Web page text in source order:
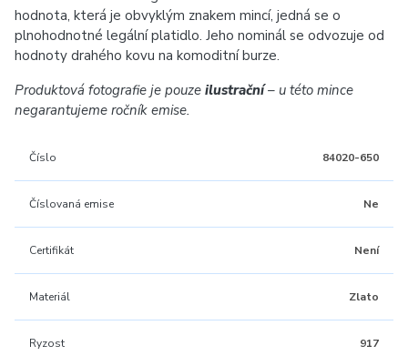
hodnota, která je obvyklým znakem mincí, jedná se o
plnohodnotné legální platidlo. Jeho nominál se odvozuje od
hodnoty drahého kovu na komoditní burze.
Produktová fotografie je pouze ilustrační– u této mince
negarantujeme ročník emise.
Číslo 84020-650
Číslovaná emise Ne
Certifikát Není
Materiál Zlato
Ryzost 917